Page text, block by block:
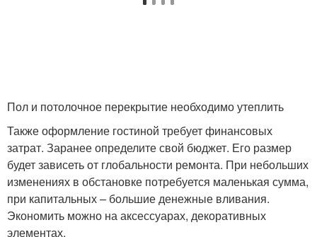
Пол и потолочное перекрытие необходимо утеплить
Также оформление гостиной требует финансовых
затрат. Заранее определите свой бюджет. Его размер
будет зависеть от глобальности ремонта. При небольших
изменениях в обстановке потребуется маленькая сумма,
при капитальных – большие денежные вливания.
Экономить можно на аксессуарах, декоративных
элементах.